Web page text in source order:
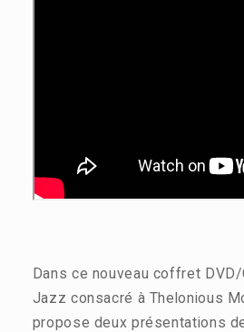
Dans ce nouveau coffret
Jazz consacré à Thelonious
propose deux présentations